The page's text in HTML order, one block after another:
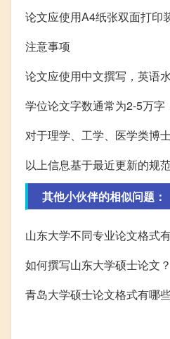
论文应使用A4纸张双面打印
注意事项
论文应使用中文撰写，英语
学位论文字数通常为2-5万字
对于理学、工学、医学类博
以上信息基于最近更新的规
其他小伙伴的相似问题：
山东大学不同专业论文格式
如何撰写山东大学硕士论文？
青岛大学硕士论文格式有哪